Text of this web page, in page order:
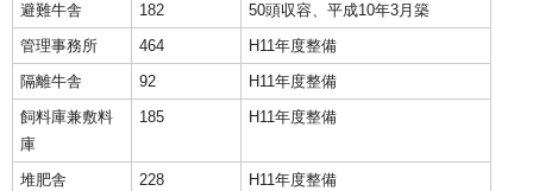
避難牛舎
182
50頭収容、平成10年3月築
管理事務所
464
H11年度整備
隔離牛舎
92
H11年度整備
飼料庫兼敷料
庫
185 H11年度整備
堆肥舎 228
H11年度整備